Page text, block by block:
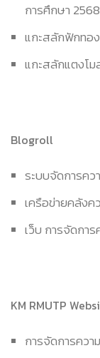
การศึกษา 2568
แกะสลักฟักทอ
แกะสลักแตงโ
Blogroll
ระบบจัดการคว
เครือข่ายคลังค
เว็บ การจัดกา
KM RMUTP
การจัดการคว